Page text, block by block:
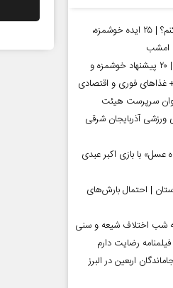
برای شام چی درست کنم؟ | ۲۵ ایده خوشمزه،
امشب
ناهار چی درست کنم؟ | ۲۰ پیشنهاد خوشمزه و
+ غذاهای فوری و اقتصادی
سرپرست هیئت
آذربایجان شرقی
با بازی اکبر عبدی
خوزستان | احتمال بارش‌های
شب اختلاف شیعه و سنی
رضایت دارم
اربعین در البرز
رحمت‌الله نوروزی - عضو کمیسیون اجتماعی